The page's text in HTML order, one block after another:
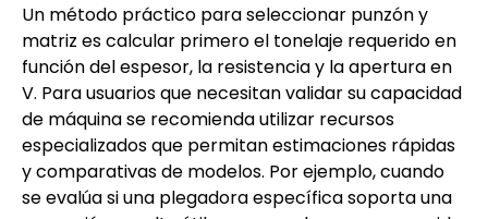
Un método práctico para seleccionar punzón y
matriz es calcular primero el tonelaje requerido en
función del espesor, la resistencia y la apertura en
V. Para usuarios que necesitan validar su capacidad
de máquina se recomienda utilizar recursos
especializados que permitan estimaciones rápidas
y comparativas de modelos. Por ejemplo, cuando
se evalúa si una plegadora específica soporta una